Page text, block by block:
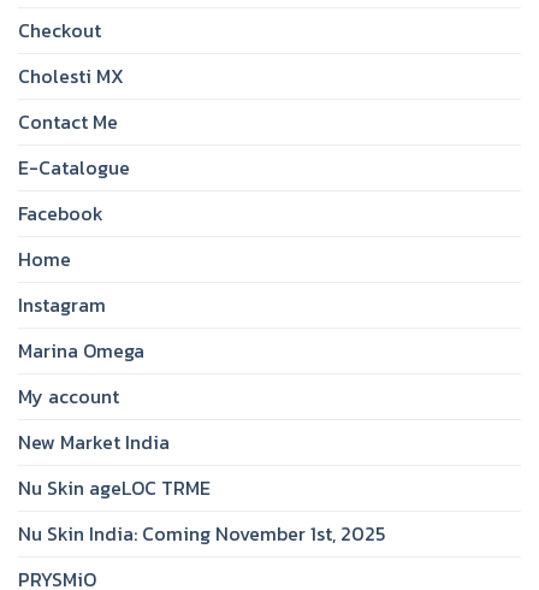
Checkout
Cholesti MX
Contact Me
E-Catalogue
Facebook
Home
Instagram
Marina Omega
My account
New Market India
Nu Skin ageLOC TRME
Nu Skin India: Coming November 1st, 2025
PRYSMiO